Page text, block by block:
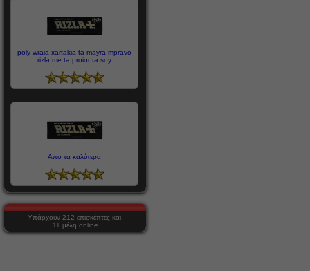
poly wraia xartakia ta mayra mpravo
rizla me ta proionta soy
Απο τα καλύτερα
Υπάρχουν 212 επισκέπτες και
11 μέλη online